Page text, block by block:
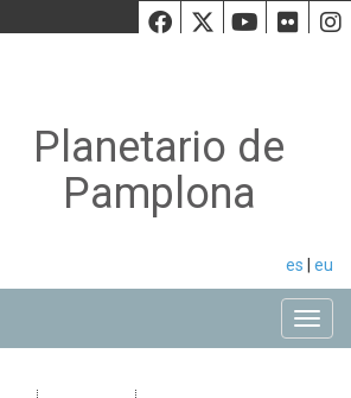
Facebook
Twiiter
Planetario de
Pamplona
es eu